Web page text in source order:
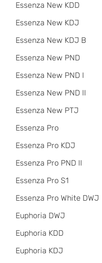
Essenza New KDD
Essenza New KDJ
Essenza New KDJ B
Essenza New PND
Essenza New PND I
Essenza New PND II
Essenza New PTJ
Essenza Pro
Essenza Pro KDJ
Essenza Pro PND II
Essenza Pro S1
Essenza Pro White DWJ
Euphoria DWJ
Euphoria KDD
Euphoria KDJ